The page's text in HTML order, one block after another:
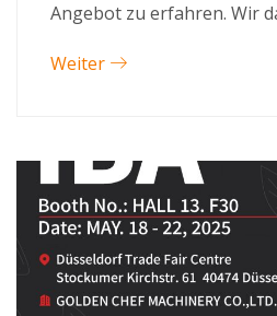
Angebot zu erfahren. Wir
Weiter